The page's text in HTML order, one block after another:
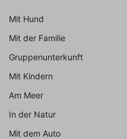
Mit Hund
Mit der Familie
Gruppenunterkunft
Mit Kindern
Am Meer
In der Natur
Mit dem Auto